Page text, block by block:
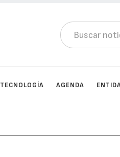
TECNOLOGÍA AGENDA